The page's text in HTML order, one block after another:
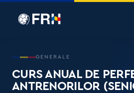
GENERALE
CURS ANUAL DE
ANTRENORILOR